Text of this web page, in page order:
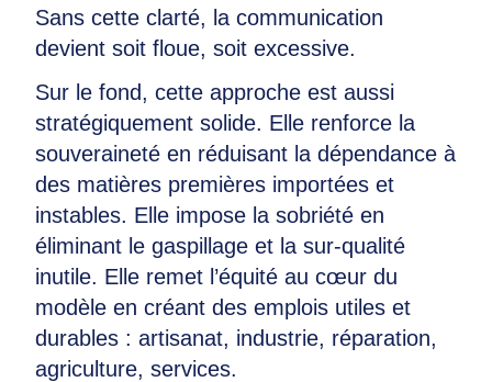
Sans cette clarté, la communication
devient soit floue, soit excessive.
Sur le fond, cette approche est aussi
stratégiquement solide. Elle renforce la
souveraineté en réduisant la dépendance à
des matières premières importées et
instables. Elle impose la sobriété en
éliminant le gaspillage et la sur-qualité
inutile. Elle remet l’équité au cœur du
modèle en créant des emplois utiles et
durables : artisanat, industrie, réparation,
agriculture, services.